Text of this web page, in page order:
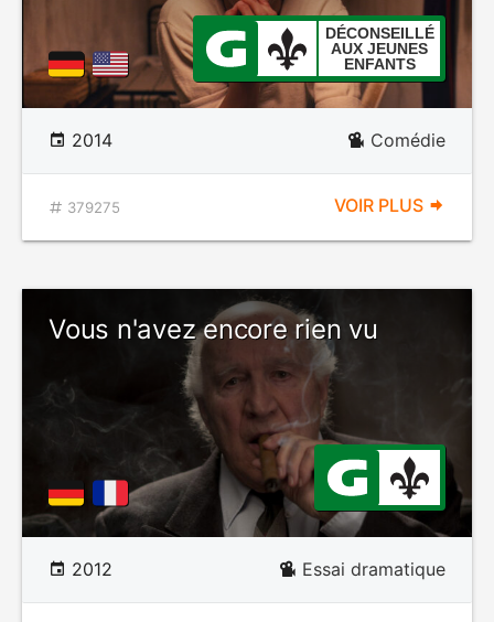
DÉCONSEILLÉ
AUX JEUNES
ENFANTS
2014 Comédie
379275 VOIR PLUS
Vous n'avez encore rien vu
2012 Essai dramatique